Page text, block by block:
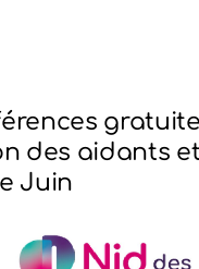
des aidants
Juin